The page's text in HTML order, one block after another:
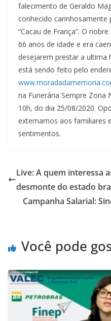
falecimento de Geraldo
conhecido carinhosamente
“Cacau de França”. O
66 anos de idade e era
desejarem prestar a ultima
está sendo feito pelo
na Funerária Sempre Zona
10h, do dia 25/08/2020.
externamos aos familiares
sentimentos.
Live: A quem interessa
desmonte do estado
Campanha Salarial:
Você pode